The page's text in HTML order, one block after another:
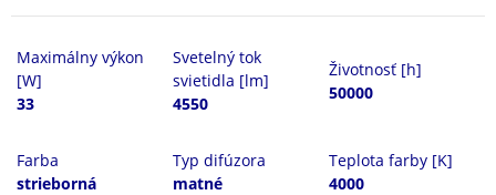
Maximálny výkon
[W]
33
Svetelný tok
svietidla [lm]
4550
Životnosť [h]
50000
Farba
strieborná
Typ difúzora
matné
Teplota farby [K]
4000